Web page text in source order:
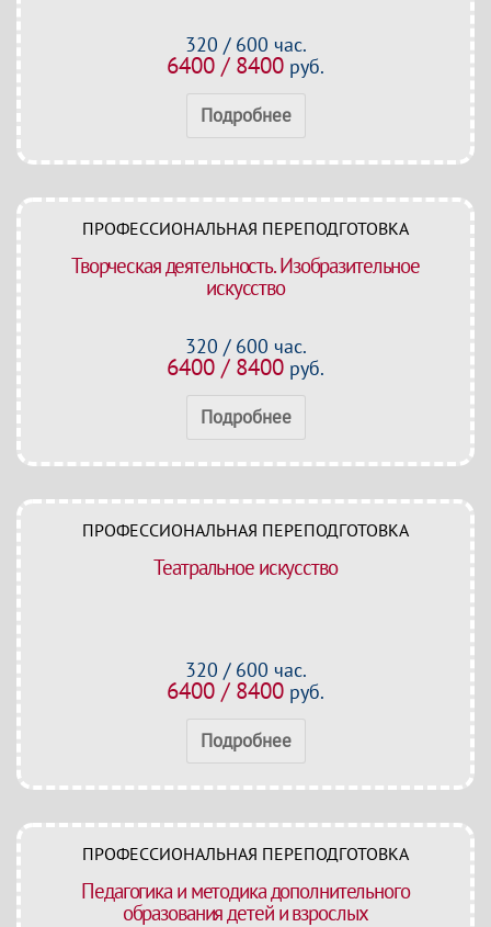
320 / 600 час.
6400 / 8400 руб.
Подробнее
ПРОФЕССИОНАЛЬНАЯ ПЕРЕПОДГОТОВКА
Творческая деятельность. Изобразительное
искусство
320 / 600 час.
6400 / 8400 руб.
Подробнее
ПРОФЕССИОНАЛЬНАЯ ПЕРЕПОДГОТОВКА
Театральное искусство
320 / 600 час.
6400 / 8400 руб.
Подробнее
ПРОФЕССИОНАЛЬНАЯ ПЕРЕПОДГОТОВКА
Педагогика и методика дополнительного
образования детей и взрослых